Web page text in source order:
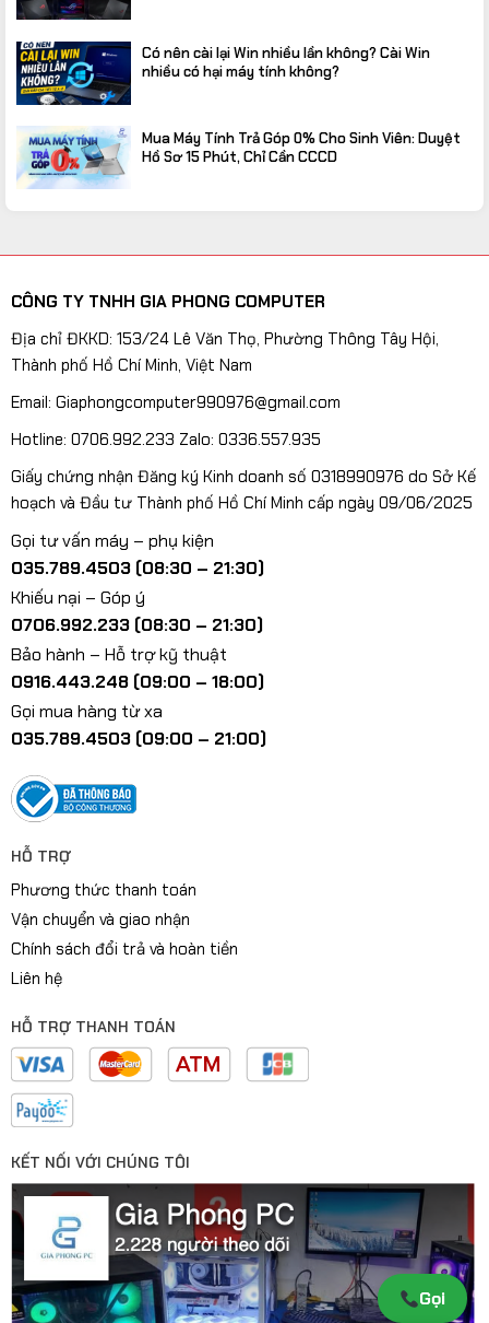
Có nên cài lại Win nhiều lần không? Cài Win
nhiều có hại máy tính không?
Mua Máy Tính Trả Góp 0% Cho Sinh Viên: Duyệt
Hồ Sơ 15 Phút, Chỉ Cần CCCD
CÔNG TY TNHH GIA PHONG COMPUTER
Địa chỉ ĐKKD: 153/24 Lê Văn Thọ, Phường Thông Tây Hội,
Thành phố Hồ Chí Minh, Việt Nam
Email: Giaphongcomputer990976@gmail.com
Hotline: 0706.992.233 Zalo: 0336.557.935
Giấy chứng nhận Đăng ký Kinh doanh số 0318990976 do Sở Kế
hoạch và Đầu tư Thành phố Hồ Chí Minh cấp ngày 09/06/2025
Gọi tư vấn máy – phụ kiện
035.789.4503 (08:30 – 21:30)
Khiếu nại – Góp ý
0706.992.233 (08:30 – 21:30)
Bảo hành – Hỗ trợ kỹ thuật
0916.443.248 (09:00 – 18:00)
Gọi mua hàng từ xa
035.789.4503 (09:00 – 21:00)
HỖ TRỢ
Phương thức thanh toán
Vận chuyển và giao nhận
Chính sách đổi trả và hoàn tiền
Liên hệ
HỖ TRỢ THANH TOÁN
KẾT NỐI VỚI CHÚNG TÔI
Gọi